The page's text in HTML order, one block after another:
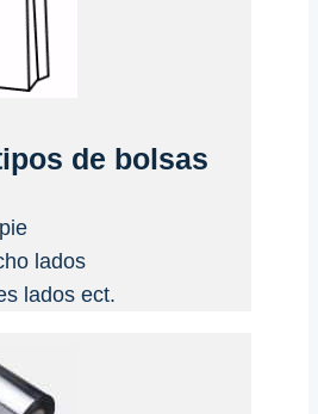
de bolsas
lados
lados ect.